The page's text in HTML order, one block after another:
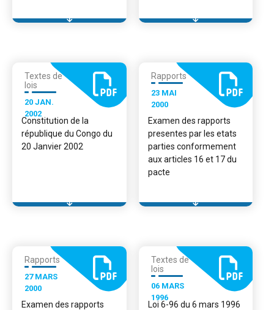
Textes de
lois
20 JAN.
2002
Constitution de la
république du Congo du
20 Janvier 2002
Rapports
23 MAI
2000
Examen des rapports
presentes par les etats
parties conformement
aux articles 16 et 17 du
pacte
Rapports
27 MARS
2000
Examen des rapports
Textes de
lois
06 MARS
1996
Loi 6-96 du 6 mars 1996